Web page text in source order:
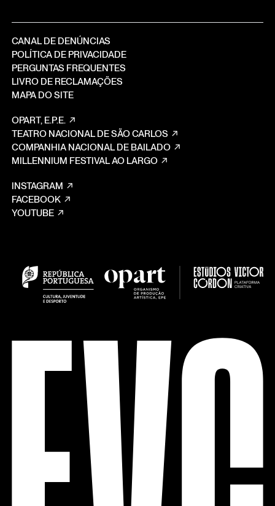
CANAL DE DENÚNCIAS
POLÍTICA DE PRIVACIDADE
PERGUNTAS FREQUENTES
LIVRO DE RECLAMAÇÕES
MAPA DO SITE
OPART, E.P.E.
TEATRO NACIONAL DE SÃO CARLOS
COMPANHIA NACIONAL DE BAILADO
MILLENNIUM FESTIVAL AO LARGO
INSTAGRAM
FACEBOOK
YOUTUBE